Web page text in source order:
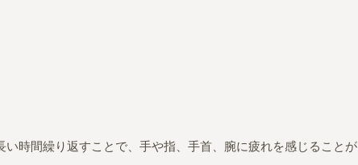
時間繰り返すことで、手や指、手首、腕に疲れを感じることが